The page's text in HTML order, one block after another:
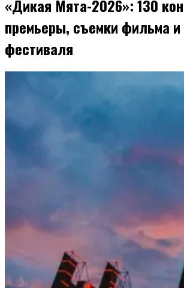
«Дикая Мята-2026»: 130
премьеры, съемки фильма и
фестиваля